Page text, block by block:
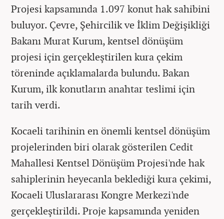
Projesi kapsamında 1.097 konut hak sahibini
buluyor. Çevre, Şehircilik ve İklim Değişikliği
Bakanı Murat Kurum, kentsel dönüşüm
projesi için gerçekleştirilen kura çekim
töreninde açıklamalarda bulundu. Bakan
Kurum, ilk konutların anahtar teslimi için
tarih verdi.
Kocaeli tarihinin en önemli kentsel dönüşüm
projelerinden biri olarak gösterilen Cedit
Mahallesi Kentsel Dönüşüm Projesi'nde hak
sahiplerinin heyecanla beklediği kura çekimi,
Kocaeli Uluslararası Kongre Merkezi'nde
gerçekleştirildi. Proje kapsamında yeniden